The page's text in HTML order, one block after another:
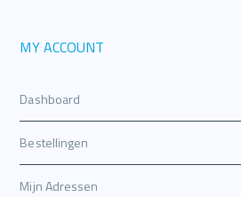
MY ACCOUNT
Dashboard
Bestellingen
Mijn Adressen